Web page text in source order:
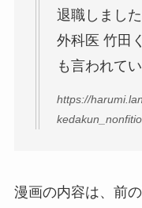
退職しまし
外科医 竹田
も言われてい
https://
漫画の内容は、前